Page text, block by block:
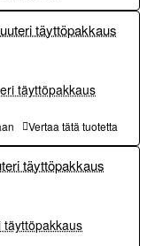
täyttöpakkaus
Vertaa tätä tuotetta